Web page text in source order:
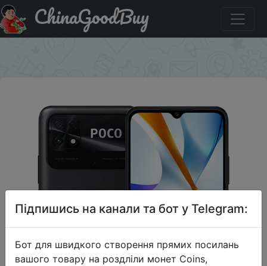
Придбати Телефон POCO C40, 32 ГБ/64 ГБ, 6,71 дюйма,
двойная камера 13 МП, восемь ядер, 6000 мАч
ChinaGoodBuy
Підпишись на канали та бот у Telegram:
Бот для швидкого створення прямих посилань
вашого товару на роздліли монет Coins,